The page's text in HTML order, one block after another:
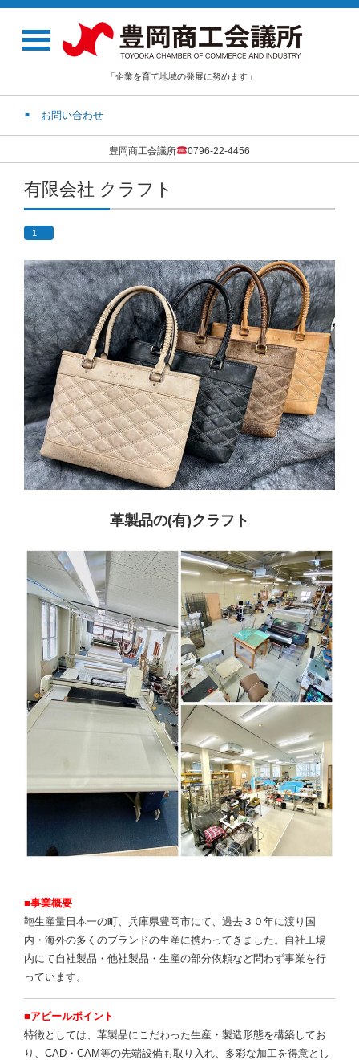
「企業を育て地域の発展に努めます」
お問い合わせ
豊岡商工会議所 0796-22-4456
有限会社 クラフト
1
革製品の(有)クラフト
■事業概要
鞄生産量日本一の町、兵庫県豊岡市にて、過去３０年に渡り国
内・海外の多くのブランドの生産に携わってきました。自社工場
内にて自社製品・他社製品・生産の部分依頼など問わず事業を行
っています。
■アピールポイント
特徴としては、革製品にこだわった生産・製造形態を構築してお
り、CAD・CAM等の先端設備も取り入れ、多彩な加工を得意とし